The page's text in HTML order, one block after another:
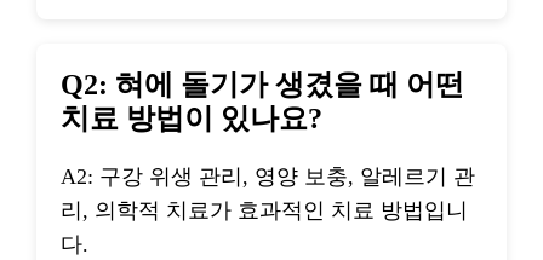
Q2: 혀에 돌기가 생겼을 때 어떤
치료 방법이 있나요?
A2: 구강 위생 관리, 영양 보충, 알레르기 관
리, 의학적 치료가 효과적인 치료 방법입니
다.